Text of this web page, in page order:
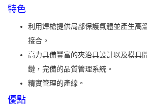
特色
利用焊槍提供局部保護氣體並產生高
接合。
高力具備豐富的夾治具設計以及模具
鏈，完備的品質管理系統。
精實管理的產線。
優點